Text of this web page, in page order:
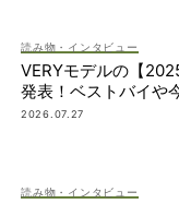
読み物・インタビュー
VERYモデルの【
発表！ベストバイや
簿も大公開
2026.07.27
読み物・インタビュー